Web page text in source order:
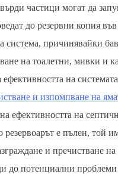
частици могат да
до резервни копия във
система, причинявайки
на тоалетни, мивки и
на
и изпомпване на
ефективността на
резервоарът е пълен, той
и пречистване
до потенциални проблеми